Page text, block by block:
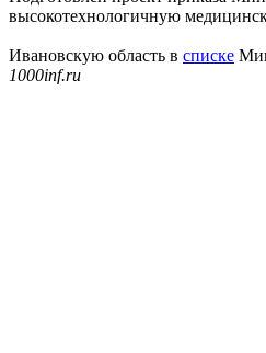
высокотехнологичную
Ивановскую область в списке
1000inf.ru